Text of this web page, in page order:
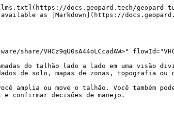
docs.geopard.tech/
as [Markdown](https://
VHCz9qU0sA44oLCcadAW>"
do talhão lado a lado em uma
de solo, mapas de zonas, topografia
você amplia ou move o talhão. Você
e confirmar decisões de manejo.